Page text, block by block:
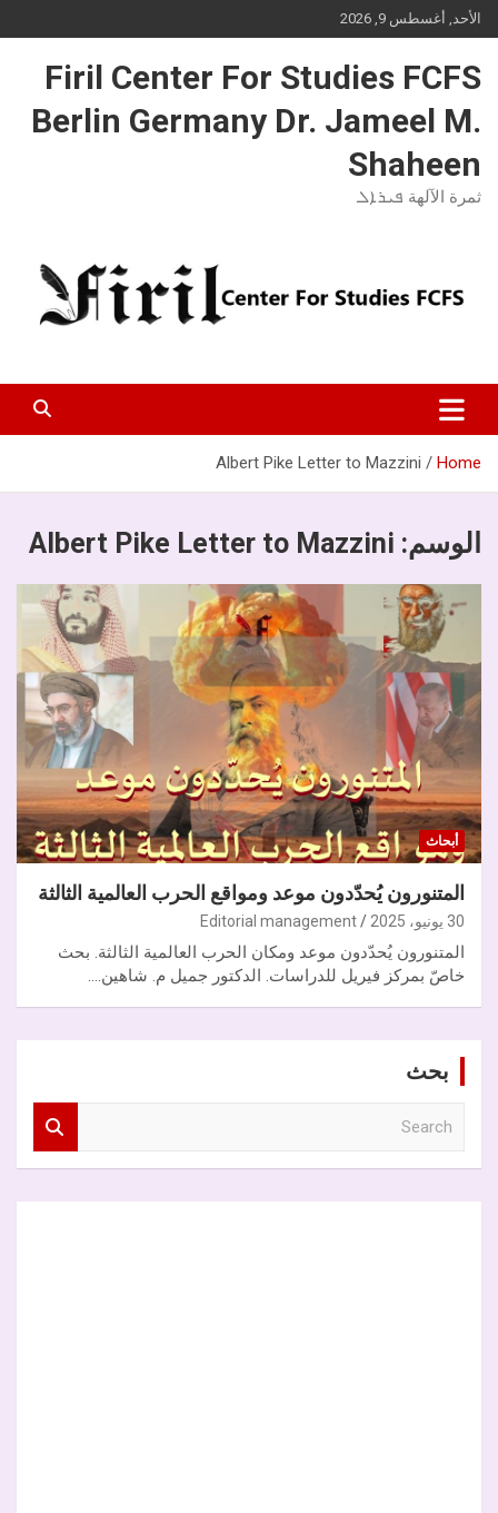
Skip
to
الأحد, أغسطس 9, 2026
Firil Center For Studies FCFS
Berlin Germany Dr. Jameel M.
Shaheen
ثمرة الآلهة ܦܝܪܐܠ
Home
Albert Pike Letter to Mazzini
الوسم: Albert Pike Letter to Mazzini
أبحاث
المتنورون يُحدّدون موعد ومواقع الحرب العالمية الثالثة
30 يونيو، 2025 Editorial management
المتنورون يُحدّدون موعد ومكان الحرب العالمية الثالثة. بحث
خاصّ بمركز فيريل للدراسات. الدكتور جميل م. شاهين.…
بحث